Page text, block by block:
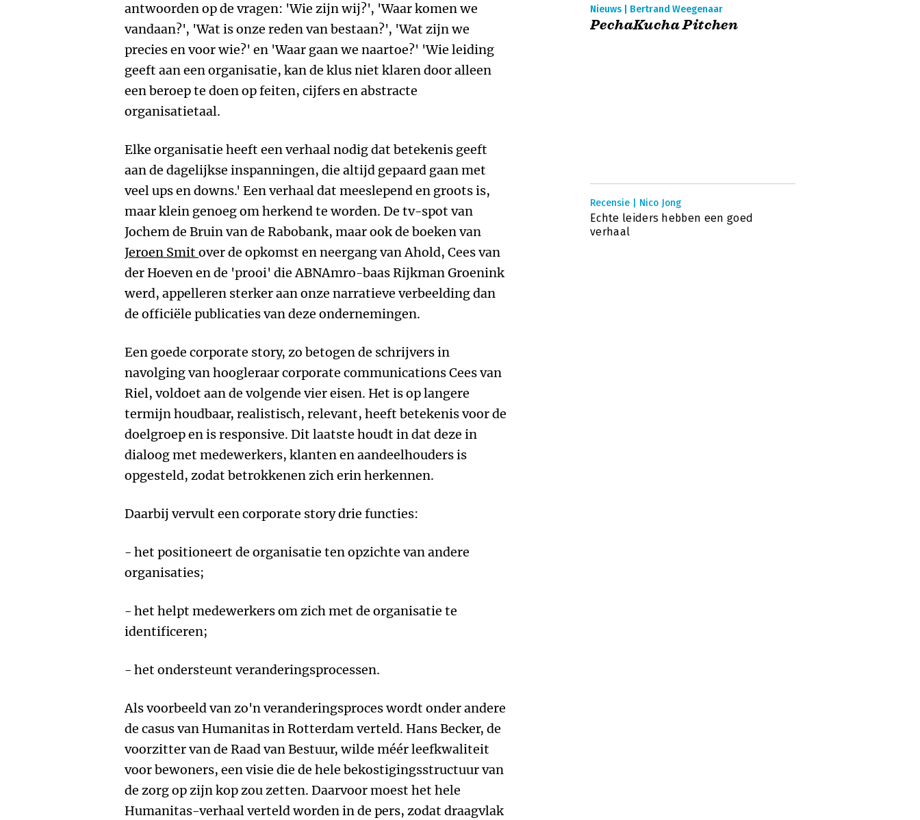
antwoorden op de vragen: 'Wie zijn wij?', 'Waar komen we
vandaan?', 'Wat is onze reden van bestaan?', 'Wat zijn we
precies en voor wie?' en 'Waar gaan we naartoe?' 'Wie leiding
geeft aan een organisatie, kan de klus niet klaren door alleen
een beroep te doen op feiten, cijfers en abstracte
organisatietaal.
Elke organisatie heeft een verhaal nodig dat betekenis geeft
aan de dagelijkse inspanningen, die altijd gepaard gaan met
veel ups en downs.' Een verhaal dat meeslepend en groots is,
maar klein genoeg om herkend te worden. De tv-spot van
Jochem de Bruin van de Rabobank, maar ook de boeken van
Jeroen Smit over de opkomst en neergang van Ahold, Cees van
der Hoeven en de 'prooi' die ABNAmro-baas Rijkman Groenink
werd, appelleren sterker aan onze narratieve verbeelding dan
de officiële publicaties van deze ondernemingen.
Een goede corporate story, zo betogen de schrijvers in
navolging van hoogleraar corporate communications Cees van
Riel, voldoet aan de volgende vier eisen. Het is op langere
termijn houdbaar, realistisch, relevant, heeft betekenis voor de
doelgroep en is responsive. Dit laatste houdt in dat deze in
dialoog met medewerkers, klanten en aandeelhouders is
opgesteld, zodat betrokkenen zich erin herkennen.
Daarbij vervult een corporate story drie functies:
- het positioneert de organisatie ten opzichte van andere
organisaties;
- het helpt medewerkers om zich met de organisatie te
identificeren;
- het ondersteunt veranderingsprocessen.
Als voorbeeld van zo'n veranderingsproces wordt onder andere
de casus van Humanitas in Rotterdam verteld. Hans Becker, de
voorzitter van de Raad van Bestuur, wilde méér leefkwaliteit
voor bewoners, een visie die de hele bekostigingsstructuur van
de zorg op zijn kop zou zetten. Daarvoor moest het hele
Humanitas-verhaal verteld worden in de pers, zodat draagvlak
Nieuws | Bertrand Weegenaar
PechaKucha Pitchen
Recensie | Nico Jong
Echte leiders hebben een goed
verhaal